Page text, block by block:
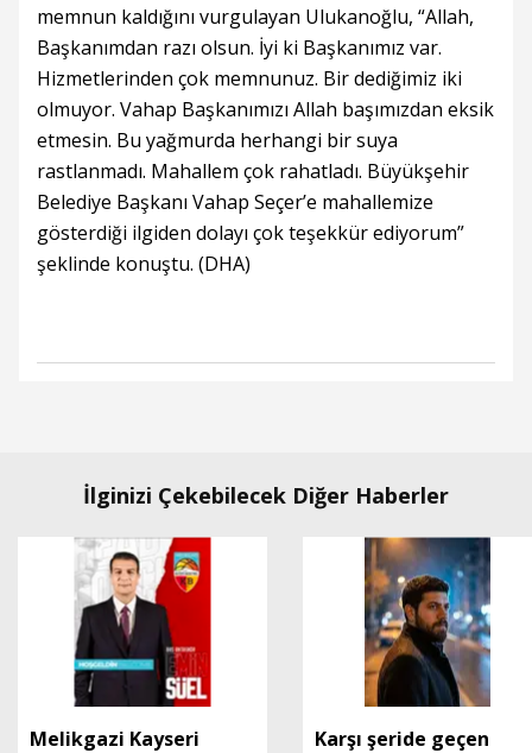
memnun kaldığını vurgulayan Ulukanoğlu, “Allah,
Başkanımdan razı olsun. İyi ki Başkanımız var.
Hizmetlerinden çok memnunuz. Bir dediğimiz iki
olmuyor. Vahap Başkanımızı Allah başımızdan eksik
etmesin. Bu yağmurda herhangi bir suya
rastlanmadı. Mahallem çok rahatladı. Büyükşehir
Belediye Başkanı Vahap Seçer’e mahallemize
gösterdiği ilgiden dolayı çok teşekkür ediyorum”
şeklinde konuştu. (DHA)
İlginizi Çekebilecek Diğer Haberler
Melikgazi Kayseri
Karşı şeride geçen